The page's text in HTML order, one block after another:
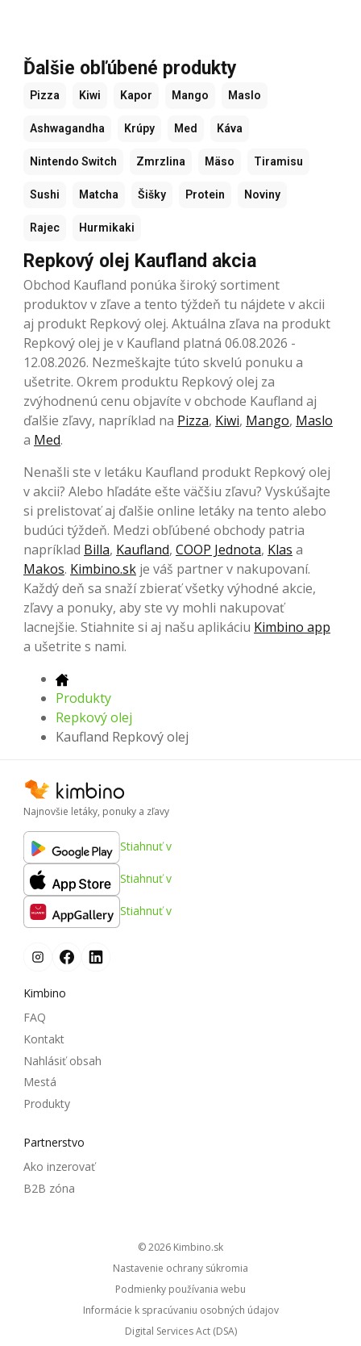
Ďalšie obľúbené produkty
Pizza Kiwi Kapor Mango Maslo
Ashwagandha Krúpy Med Káva
Nintendo Switch Zmrzlina Mäso Tiramisu
Sushi Matcha Šišky Protein Noviny
Rajec Hurmikaki
Repkový olej Kaufland akcia
Obchod Kaufland ponúka široký sortiment
produktov v zľave a tento týždeň tu nájdete v akcii
aj produkt Repkový olej. Aktuálna zľava na produkt
Repkový olej je v Kaufland platná 06.08.2026 -
12.08.2026. Nezmeškajte túto skvelú ponuku a
ušetrite. Okrem produktu Repkový olej za
zvýhodnenú cenu objavíte v obchode Kaufland aj
ďalšie zľavy, napríklad na Pizza, Kiwi, Mango, Maslo
a Med.
Nenašli ste v letáku Kaufland produkt Repkový olej
v akcii? Alebo hľadáte ešte väčšiu zľavu? Vyskúšajte
si prelistovať aj ďalšie online letáky na tento alebo
budúci týždeň. Medzi obľúbené obchody patria
napríklad Billa, Kaufland, COOP Jednota, Klas a
Makos. Kimbino.sk je váš partner v nakupovaní.
Každý deň sa snaží zbierať všetky výhodné akcie,
zľavy a ponuky, aby ste vy mohli nakupovať
lacnejšie. Stiahnite si aj našu aplikáciu Kimbino app
a ušetrite s nami.
Produkty
Repkový olej
Kaufland Repkový olej
Najnovšie letáky, ponuky a zľavy
Stiahnuť v
Stiahnuť v
Stiahnuť v
Kimbino
FAQ
Kontakt
Nahlásiť obsah
Mestá
Produkty
Partnerstvo
Ako inzerovať
B2B zóna
© 2026
kimbino.sk
Nastavenie ochrany súkromia
Podmienky používania webu
Informácie k spracúvaniu osobných údajov
Digital Services Act (DSA)